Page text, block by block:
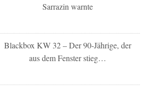
Sarrazin warnte
Blackbox KW 32 – Der 90-Jährige, der
aus dem Fenster stieg…